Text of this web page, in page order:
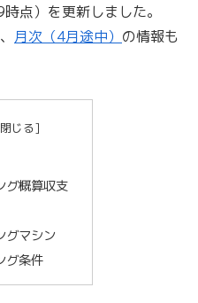
点）を更新しました。
月次（4月途中） の情報も
グ概算収支
グマシン
グ条件